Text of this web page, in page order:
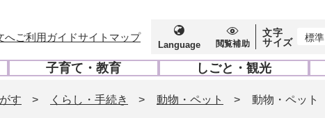
へご利用ガイドサイトマップ
Language 閲覧補助
文字
サイズ
標準
子育て・教育
開
く
しごと・観光
開
く
す > くらし・手続き > 動物・ペット > 動物・ペット